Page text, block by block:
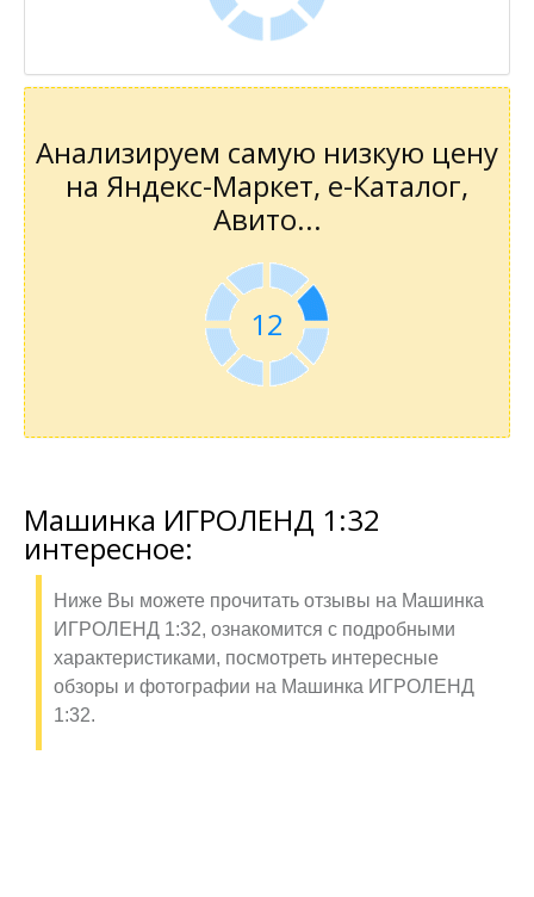
Анализируем самую низкую цену
на Яндекс-Маркет, е-Каталог,
Авито...
11
Машинка ИГРОЛЕНД 1:32
интересное:
Ниже Вы можете прочитать отзывы на Машинка
ИГРОЛЕНД 1:32, ознакомится с подробными
характеристиками, посмотреть интересные
обзоры и фотографии на Машинка ИГРОЛЕНД
1:32.